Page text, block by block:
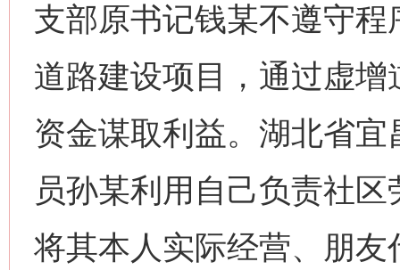
支部原书记钱某不遵守
道路建设项目，通过虚
资金谋取利益。湖北省
员孙某利用自己负责社
将其本人实际经营、朋